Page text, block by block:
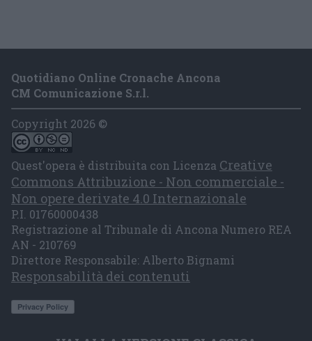
Quotidiano Online Cronache Ancona
CM Comunicazione S.r.l.
Copyright 2026 ©
Quest'opera è distribuita con Licenza Creative
Commons Attribuzione - Non commerciale -
Non opere derivate 4.0 Internazionale
P.I. 01760000438
Registrazione al Tribunale di Ancona Numero REA
AN - 210769
Direttore Responsabile: Alberto Bignami
Responsabilità dei contenuti